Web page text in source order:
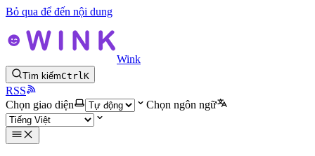
Bỏ qua để đến nội dung
Wink
Tìm kiếmCtrlK
RSS
Chọn giao diện
Chọn ngôn ngữ